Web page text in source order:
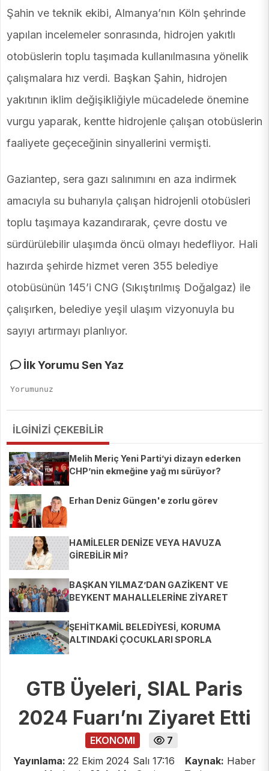
Şahin ve teknik ekibi, Almanya’nın Köln şehrinde
yapılan incelemeler sonrasında, hidrojen yakıtlı
otobüslerin toplu taşımada kullanılmasına yönelik
çalışmalara hız verdi. Başkan Şahin, hidrojen
yakıtının iklim değişikliğiyle mücadelede önemine
vurgu yaparak, kentte hidrojenle çalışan otobüslerin
faaliyete geçeceğinin sinyallerini vermişti.
Gaziantep, sera gazı salınımını en aza indirmek
amacıyla su buharıyla çalışan hidrojenli otobüsleri
toplu taşımaya kazandırarak, çevre dostu ve
sürdürülebilir ulaşımda öncü olmayı hedefliyor. Hali
hazırda şehirde hizmet veren 355 belediye
otobüsünün 145’i CNG (Sıkıştırılmış Doğalgaz) ile
çalışırken, belediye yeşil ulaşım vizyonuyla bu
sayıyı artırmayı planlıyor.
İlk Yorumu Sen Yaz
İLGİNİZİ ÇEKEBİLİR
Melih Meriç Yeni Parti’yi dizayn ederken
CHP’nin ekmeğine yağ mı sürüyor?
Erhan Deniz Güngen'e zorlu görev
HAMİLELER DENİZE VEYA HAVUZA
GİREBİLİR Mİ?
BAŞKAN YILMAZ’DAN GAZİKENT VE
BEYKENT MAHALLELERİNE ZİYARET
ŞEHİTKAMİL BELEDİYESİ, KORUMA
ALTINDAKİ ÇOCUKLARI SPORLA
GTB Üyeleri, SIAL Paris
2024 Fuarı’nı Ziyaret Etti
EKONOMI
7
Yayınlama: 22 Ekim 2024 Salı 17:16 Kaynak: Haber